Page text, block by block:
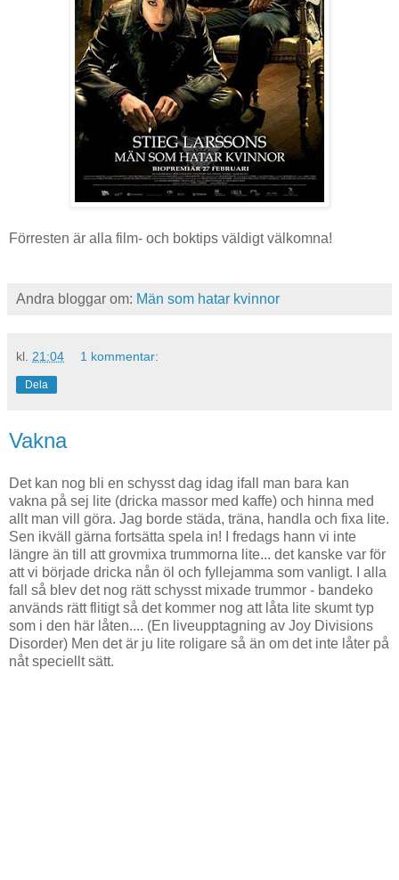
Förresten är alla film- och boktips väldigt välkomna!
Andra bloggar om: Män som hatar kvinnor
kl. 21:04 1 kommentar:
Dela
Vakna
Det kan nog bli en schysst dag idag ifall man bara kan
vakna på sej lite (dricka massor med kaffe) och hinna med
allt man vill göra. Jag borde städa, träna, handla och fixa lite.
Sen ikväll gärna fortsätta spela in! I fredags hann vi inte
längre än till att grovmixa trummorna lite... det kanske var för
att vi började dricka nån öl och fyllejamma som vanligt. I alla
fall så blev det nog rätt schysst mixade trummor - bandeko
används rätt flitigt så det kommer nog att låta lite skumt typ
som i den här låten.... (En liveupptagning av Joy Divisions
Disorder) Men det är ju lite roligare så än om det inte låter på
nåt speciellt sätt.